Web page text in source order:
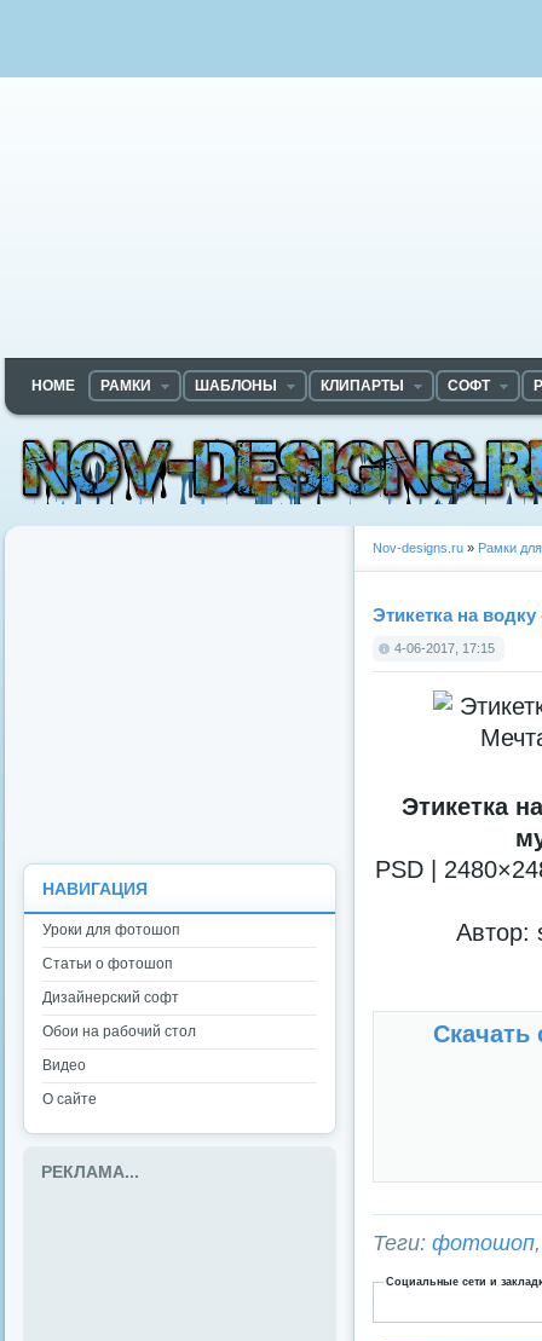
HOME РАМКИ ШАБЛОНЫ КЛИПАРТЫ СОФТ
Nov-designs.ru » Рамки
Этикетка на
4-06-2017, 17:15
Этикетка
PSD |
Автор:
Скачать
Теги: фотошоп
Социальные сети и
НАВИГАЦИЯ
Уроки для фотошоп
Статьи о фотошоп
Дизайнерский софт
Обои на рабочий стол
Видео
О сайте
РЕКЛАМА...